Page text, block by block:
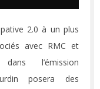
2.0 à un plus
avec RMC et
l’émission
posera des